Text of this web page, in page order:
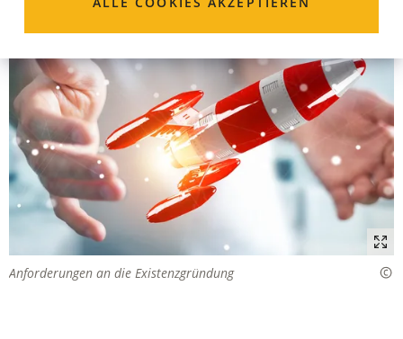
Anforderungen an die Existenzgründung